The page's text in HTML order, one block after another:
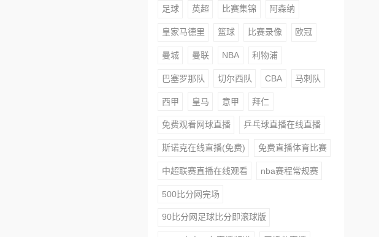
足球 英超 比赛集锦 阿森纳
皇家马德里 篮球 比赛录像 欧冠
曼城 曼联 NBA 利物浦
巴塞罗那队 切尔西队 CBA 马刺队
西甲 皇马 意甲 拜仁
免费观看网球直播 乒乓球直播在线直播
斯诺克在线直播(免费) 免费直播体育比赛
中超联赛直播在线观看 nba赛程常规赛
500比分网完场
90比分网足球比分即滚球版